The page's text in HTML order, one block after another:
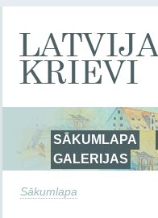
SĀKUMLAPA
GALERIJAS
Sākumlapa